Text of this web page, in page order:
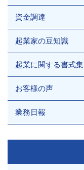
資金調達
起業家の豆知識
起業に関する書式集
お客様の声
業務日報